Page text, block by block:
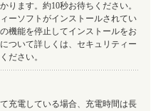
ります。約10秒お待ちください。
ーソフトがインストールされてい
機能を停止してインストールをお
ついて詳しくは、セキュリティー
ださい。
充電している場合、充電時間は長